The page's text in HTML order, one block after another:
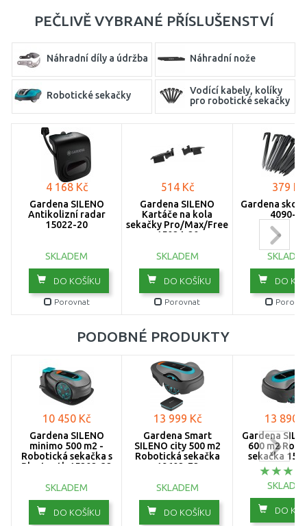
PEČLIVĚ VYBRANÉ PŘÍSLUŠENSTVÍ
Náhradní díly a údržba Náhradní nože
Robotické sekačky
Vodící kabely, kolíky
pro robotické sekačky
4 168 Kč
Gardena SILENO
Antikolizní radar
15022-20
SKLADEM
DO KOŠÍKU
Porovnat
514 Kč
Gardena SILENO
Kartáče na kola
sekačky Pro/Max/Free
15024-20
SKLADEM
DO KOŠÍKU
Porovnat
379 Kč
Gardena
4090-20
DO
PODOBNÉ PRODUKTY
10 450 Kč
Gardena SILENO
minimo 500 m2 -
Robotická sekačka s
Bluetooth 15202-32
SKLADEM
DO KOŠÍKU
13 999 Kč
Gardena Smart
SILENO city 500 m2
Robotická sekačka
19602-72
SKLADEM
DO KOŠÍKU
13 890
Gardena
600 m2
sekačka
DO